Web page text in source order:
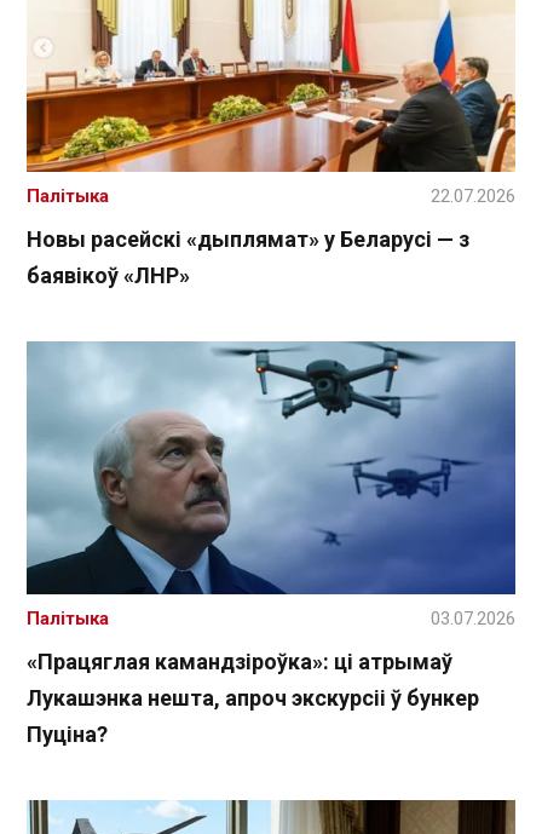
Новы расейскі «дыплямат» у Беларусі — з
баявікоў «ЛНР»
Палітыка 22.07.2026
«Працяглая камандзіроўка»: ці атрымаў
Лукашэнка нешта, апроч экскурсіі ў бункер
Пуціна?
Палітыка 03.07.2026